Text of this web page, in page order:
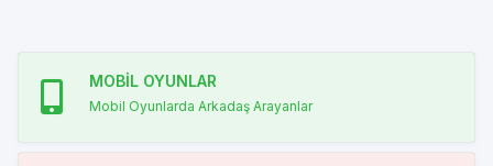
MOBİL OYUNLAR
Mobil Oyunlarda Arkadaş Arayanlar